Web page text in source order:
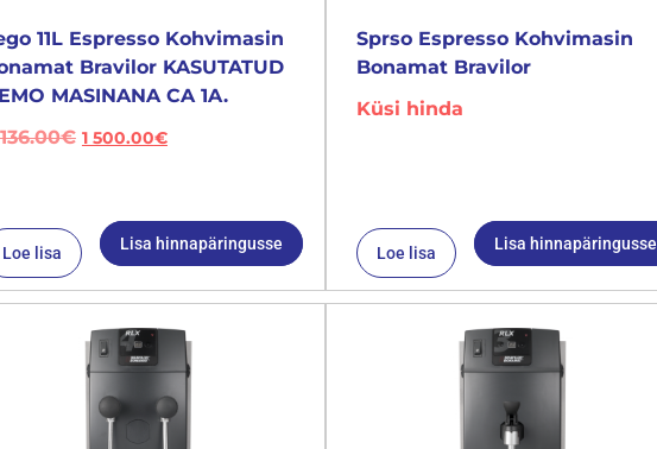
11L Espresso Kohvimasin
Bravilor KASUTATUD
MASINANA CA 1A.
€ 1 500.00€
Loe lisa Lisa hinnapäringusse
Sprso Espresso Kohvimasin
Bonamat Bravilor
Küsi hinda
Loe lisa Lisa hinnapäringusse